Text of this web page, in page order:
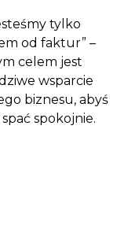
tylko
od faktur” –
celem jest
wsparcie
biznesu, abyś
spać spokojnie.